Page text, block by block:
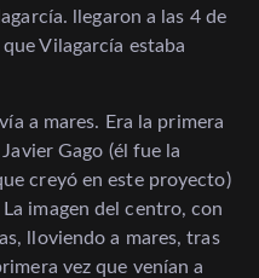
llegaron a las 4 de
Vilagarcía estaba
a mares. Era la primera
Gago (él fue la
creyó en este proyecto)
imagen del centro, con
lloviendo a mares, tras
vez que venían a